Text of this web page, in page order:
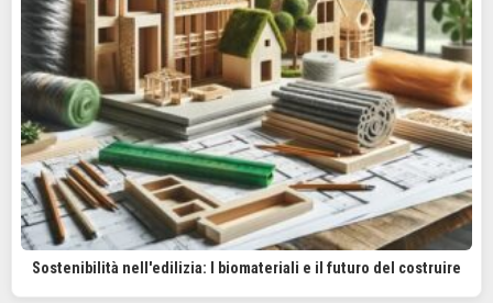
Sostenibilità nell'edilizia: I biomateriali e il futuro del costruire